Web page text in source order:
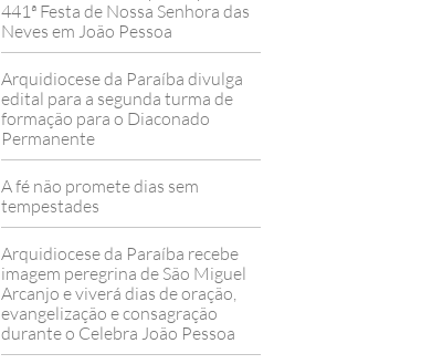
441ª Festa de Nossa Senhora das
Neves em João Pessoa
Arquidiocese da Paraíba divulga
edital para a segunda turma de
formação para o Diaconado
Permanente
A fé não promete dias sem
tempestades
Arquidiocese da Paraíba recebe
imagem peregrina de São Miguel
Arcanjo e viverá dias de oração,
evangelização e consagração
durante o Celebra João Pessoa